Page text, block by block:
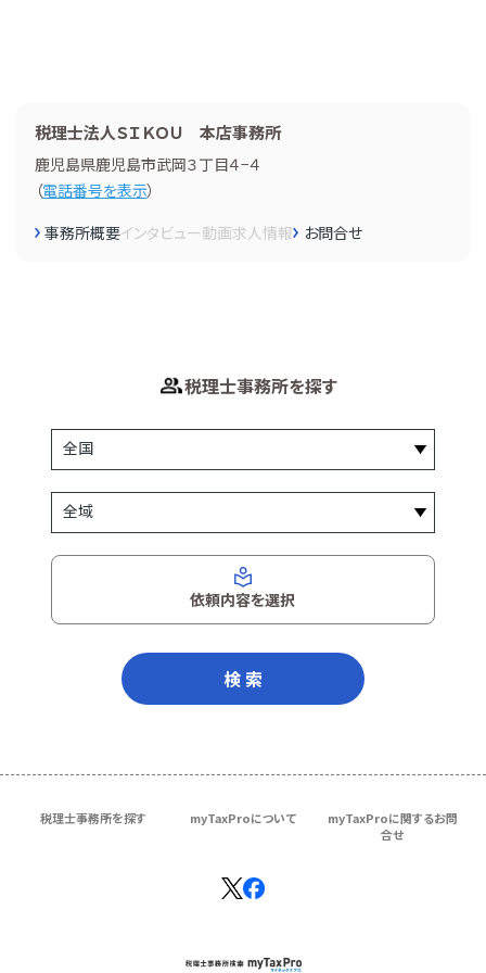
税理士法人ＳＩＫＯＵ 本店事務所
鹿児島県鹿児島市武岡３丁目４−４
（電話番号を表示）
事務所概要インタビュー動画求人情報 お問合せ
税理士事務所を探す
依頼内容を選択
検 索
税理士事務所を探す myTaxProについて
myTaxProに関するお問
合せ